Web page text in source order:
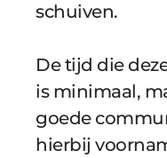
schuiven.
De tijd die
is minimaal,
goede
hierbij